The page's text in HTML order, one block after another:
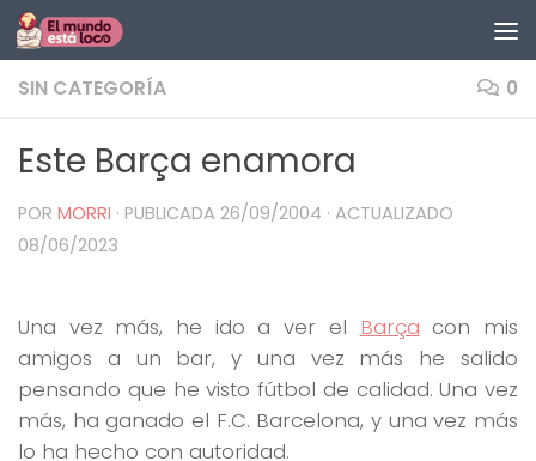
Saltar al contenido
SIN CATEGORÍA 0
Este Barça enamora
POR MORRI · PUBLICADA 26/09/2004 · ACTUALIZADO
08/06/2023
Una vez más, he ido a ver el Barça con mis
amigos a un bar, y una vez más he salido
pensando que he visto fútbol de calidad. Una vez
más, ha ganado el F.C. Barcelona, y una vez más
lo ha hecho con autoridad.